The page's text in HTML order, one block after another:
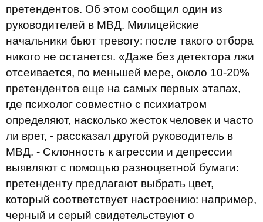
претендентов. Об этом сообщил один из
руководителей в МВД. Милицейские
начальники бьют тревогу: после такого отбора
никого не останется. «Даже без детектора лжи
отсеивается, по меньшей мере, около 10-20%
претендентов еще на самых первых этапах,
где психолог совместно с психиатром
определяют, насколько жесток человек и часто
ли врет, - рассказал другой руководитель в
МВД. - Склонность к агрессии и депрессии
выявляют с помощью разноцветной бумаги:
претенденту предлагают выбрать цвет,
который соответствует настроению: например,
черный и серый свидетельствуют о